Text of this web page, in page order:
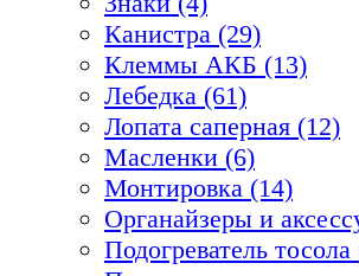
Канистра (29)
Клеммы АКБ (13)
Лебедка (61)
Лопата саперная (12)
Масленки (6)
Монтировка (14)
Органайзеры и
Подогреватель тосола